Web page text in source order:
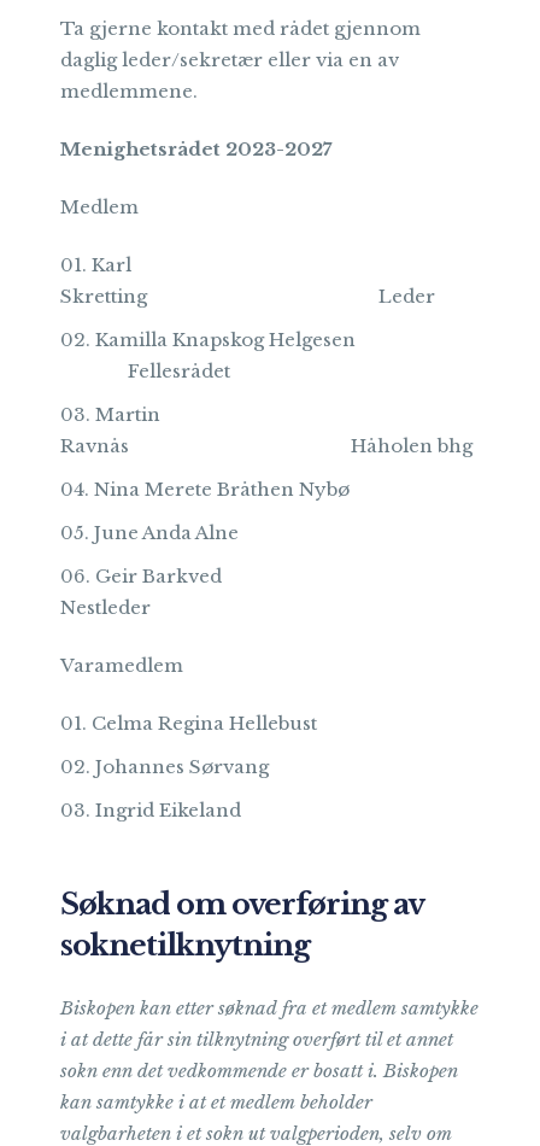
Ta gjerne kontakt med rådet gjennom
daglig leder/sekretær eller via en av
medlemmene.
Menighetsrådet 2023-2027
Medlem
Karl
Skretting Leder
Kamilla Knapskog Helgesen
Fellesrådet
Martin
Ravnås Håholen bhg
Nina Merete Bråthen Nybø
June Anda Alne
Geir Barkved
Nestleder
Varamedlem
Celma Regina Hellebust
Johannes Sørvang
Ingrid Eikeland
Søknad om overføring av
soknetilknytning
Biskopen kan etter søknad fra et medlem samtykke
i at dette får sin tilknytning overført til et annet
sokn enn det vedkommende er bosatt i. Biskopen
kan samtykke i at et medlem beholder
valgbarheten i et sokn ut valgperioden, selv om